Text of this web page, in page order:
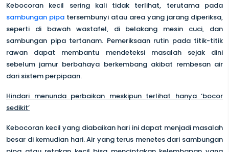
Kebocoran kecil sering kali tidak terlihat, terutama pada
sambungan pipa tersembunyi atau area yang jarang diperiksa,
seperti di bawah wastafel, di belakang mesin cuci, dan
sambungan pipa tertanam. Pemeriksaan rutin pada titik-titik
rawan dapat membantu mendeteksi masalah sejak dini
sebelum jamur berbahaya berkembang akibat rembesan air
dari sistem perpipaan.
Hindari menunda perbaikan meskipun terlihat hanya ‘bocor
sedikit’
Kebocoran kecil yang diabaikan hari ini dapat menjadi masalah
besar di kemudian hari.Air yang terus menetes dari sambungan